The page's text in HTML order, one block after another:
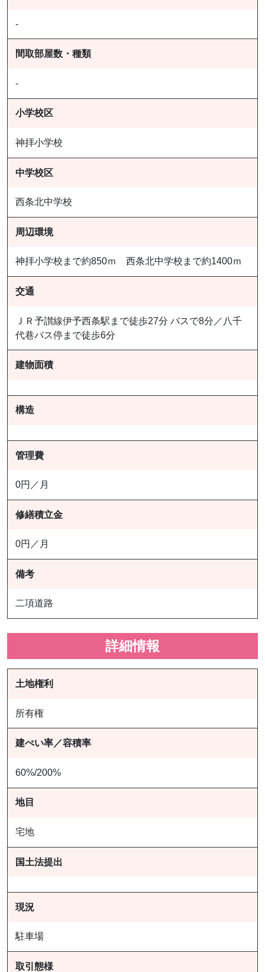
-
間取部屋数・種類
-
小学校区
神拝小学校
中学校区
西条北中学校
周辺環境
神拝小学校まで約850ｍ 西条北中学校まで約1400ｍ
交通
ＪＲ予讃線伊予西条駅まで徒歩27分 バスで8分／八千
代巷バス停まで徒歩6分
建物面積
構造
管理費
0円／月
修繕積立金
0円／月
備考
二項道路
詳細情報
土地権利
所有権
建ぺい率／容積率
60%/200%
地目
宅地
国土法提出
現況
駐車場
取引態様